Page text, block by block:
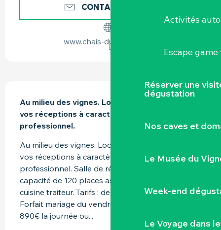
Activités
Escape
Réserver une
dégustation
Nos caves et
Le Musée du
Week-end
Le Voyage dans
CONTACTEZ-NOUS
www.chais-du-pontreau.fr
Au milieu des vignes. Location d’une salle pour
vos réceptions à caractère privé ou
professionnel.
Au milieu des vignes. Location d’une salle pour
vos réceptions à caractère privé ou
professionnel. Salle de réception avec une
capacité de 120 places assises : équipée d'une
cuisine traiteur. Tarifs : de 420 à 620€ la journée.
Forfait mariage du vendredi midi au lundi matin :
890€ la journée ou...